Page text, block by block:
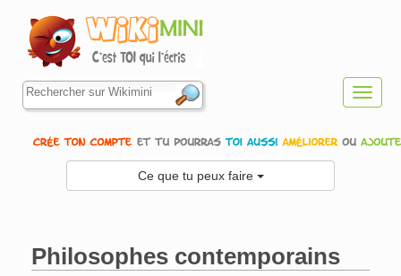
Ce que tu peux faire
Philosophes contemporains